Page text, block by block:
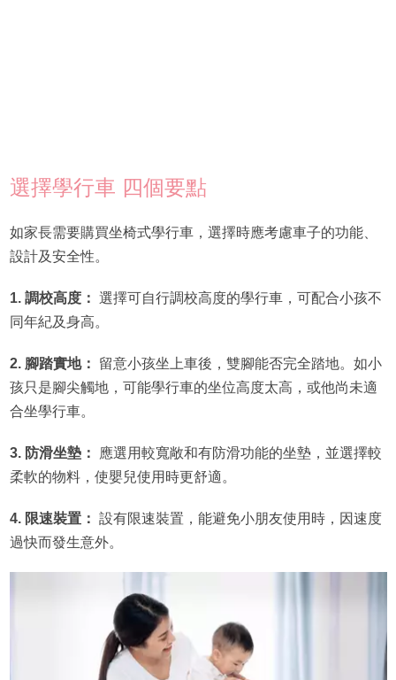
選擇學行車 四個要點
如家長需要購買坐椅式學行車，選擇時應考慮車子的功能、
設計及安全性。
1. 調校高度： 選擇可自行調校高度的學行車，可配合小孩不
同年紀及身高。
2. 腳踏實地：
留意小孩坐上車後，雙腳能否完全踏地。如小
孩只是腳尖觸地，可能學行車的坐位高度太高，或他尚未適
合坐學行車。
3. 防滑坐墊：
應選用較寬敞和有防滑功能的坐墊，並選擇較
柔軟的物料，使嬰兒使用時更舒適。
4. 限速裝置： 設有限速裝置，能避免小朋友使用時，因速度
過快而發生意外。